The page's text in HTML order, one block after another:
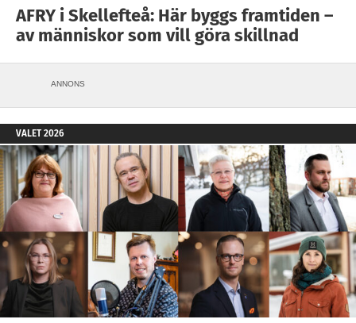
AFRY i Skellefteå: Här byggs framtiden –
av människor som vill göra skillnad
ANNONS
VALET 2026